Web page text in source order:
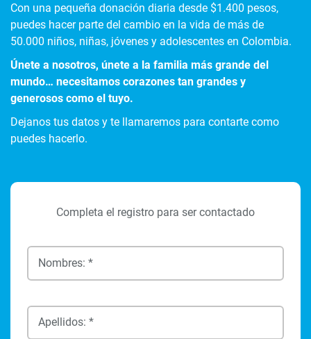
Con una pequeña donación diaria desde $1.400 pesos,
puedes hacer parte del cambio en la vida de más de
50.000 niños, niñas, jóvenes y adolescentes en Colombia.
Únete a nosotros, únete a la familia más grande del
mundo… necesitamos corazones tan grandes y
generosos como el tuyo.
Dejanos tus datos y te llamaremos para contarte como
puedes hacerlo.
Completa el registro para ser contactado
Nombres: *
Apellidos: *